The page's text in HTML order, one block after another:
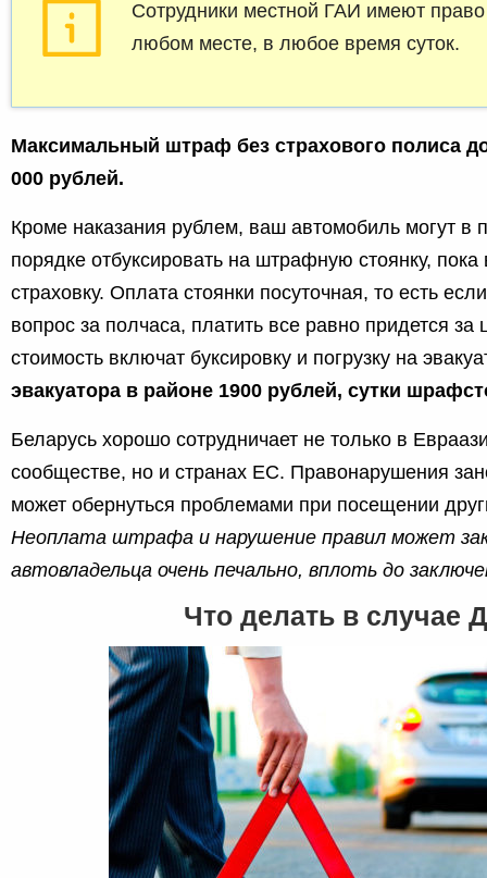
Сотрудники местной ГАИ имеют право
любом месте, в любое время суток.
Максимальный штраф без страхового полиса
000 рублей.
Кроме наказания рублем, ваш автомобиль могут в
порядке отбуксировать на штрафную стоянку,
страховку. Оплата стоянки посуточная, то есть
вопрос за полчаса, платить все равно придется за
стоимость включат буксировку и погрузку на
эвакуатора в районе 1900 рублей, сутки
Беларусь хорошо сотрудничает не только в
сообществе, но и странах ЕС. Правонарушения
может обернуться проблемами при посещении
Неоплата штрафа и нарушение правил может
автовладельца очень печально, вплоть до
Что делать в случае